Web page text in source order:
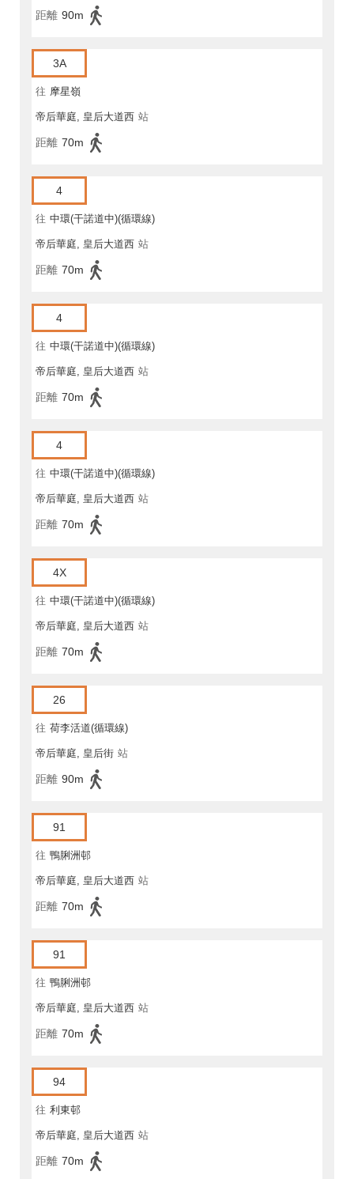
距離 90m
3A
往 摩星嶺
帝后華庭, 皇后大道西 站
距離 70m
4
往 中環(干諾道中)(循環線)
帝后華庭, 皇后大道西 站
距離 70m
4
往 中環(干諾道中)(循環線)
帝后華庭, 皇后大道西 站
距離 70m
4
往 中環(干諾道中)(循環線)
帝后華庭, 皇后大道西 站
距離 70m
4X
往 中環(干諾道中)(循環線)
帝后華庭, 皇后大道西 站
距離 70m
26
往 荷李活道(循環線)
帝后華庭, 皇后街 站
距離 90m
91
往 鴨脷洲邨
帝后華庭, 皇后大道西 站
距離 70m
91
往 鴨脷洲邨
帝后華庭, 皇后大道西 站
距離 70m
94
往 利東邨
帝后華庭, 皇后大道西 站
距離 70m